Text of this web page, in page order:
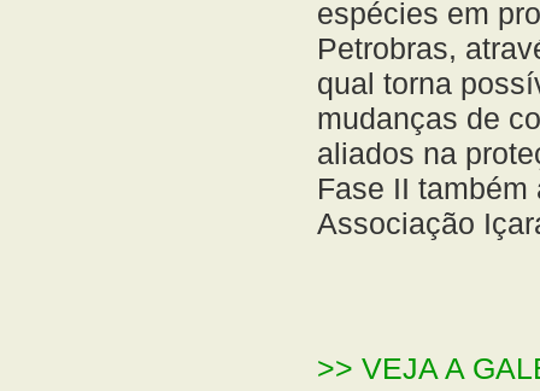
espécies em
Petrobras,
qual torna
mudanças de
aliados na
Fase II
Associação
>> VEJA A